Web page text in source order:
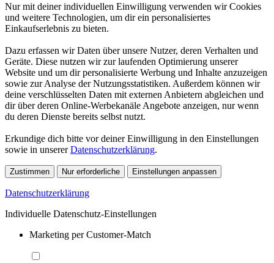
Nur mit deiner individuellen Einwilligung verwenden wir Cookies
und weitere Technologien, um dir ein personalisiertes
Einkaufserlebnis zu bieten.
Dazu erfassen wir Daten über unsere Nutzer, deren Verhalten und
Geräte. Diese nutzen wir zur laufenden Optimierung unserer
Website und um dir personalisierte Werbung und Inhalte anzuzeigen
sowie zur Analyse der Nutzungsstatistiken. Außerdem können wir
deine verschlüsselten Daten mit externen Anbietern abgleichen und
dir über deren Online-Werbekanäle Angebote anzeigen, nur wenn
du deren Dienste bereits selbst nutzt.
Erkundige dich bitte vor deiner Einwilligung in den Einstellungen
sowie in unsererDatenschutzerklärung.
Zustimmen Nur erforderliche Einstellungen anpassen
Datenschutzerklärung
Individuelle Datenschutz-Einstellungen
Marketing per Customer-Match